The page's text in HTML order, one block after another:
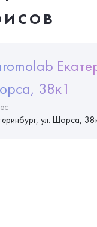
38к1
ул. Щорса,